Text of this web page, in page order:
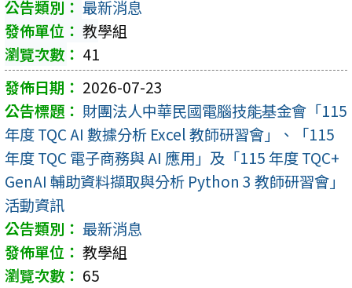
最新消息
教學組
41
2026-07-23
財團法人中華民國電腦技能基金會「115
年度 TQC AI 數據分析 Excel 教師研習會」、「115
年度 TQC 電子商務與 AI 應用」及「115 年度 TQC+
GenAI 輔助資料擷取與分析 Python 3 教師研習會」
活動資訊
最新消息
教學組
65